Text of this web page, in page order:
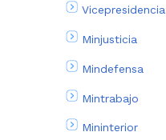
Vicepresidencia
Minjusticia
Mindefensa
Mintrabajo
Mininterior